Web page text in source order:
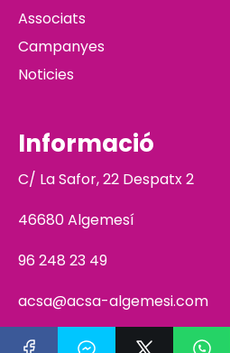
Associats
Campanyes
Noticies
Informació
C/ La Safor, 22 Despatx 2
46680 Algemesí
96 248 23 49
acsa@acsa-algemesi.com